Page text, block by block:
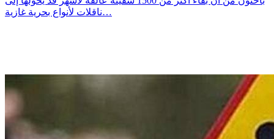
ناقلات لأنواع بحرية غازية…